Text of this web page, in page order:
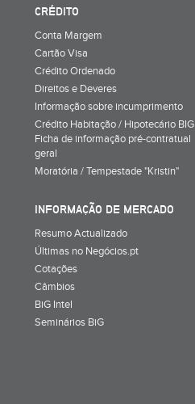
CRÉDITO
Conta Margem
Cartão Visa
Crédito Ordenado
Direitos e Deveres
Informação sobre incumprimento
Crédito Habitação / Hipotecário BIG
Ficha de informação pré-contratual
geral
Moratória / Tempestade "Kristin"
INFORMAÇÃO DE MERCADO
Resumo Actualizado
Últimas no Negócios.pt
Cotações
Câmbios
BiG Intel
Seminários BiG